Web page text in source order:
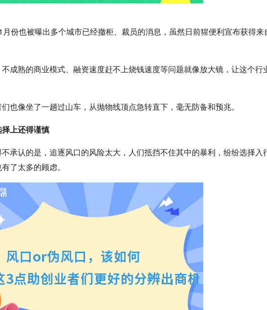
份也被曝出多个城市已经撤柜、裁员的消息，虽然日前猩便利宣布获得来
成熟的商业模式、融资速度赶不上烧钱速度等问题就像放大镜，让这个行
也像坐了一趟过山车，从抛物线顶点急转直下，毫无防备和预兆。
上还得谨慎
承认的是，追逐风口的风险太大，人们抵挡不住其中的暴利，纷纷选择入
了太多的顾虑。